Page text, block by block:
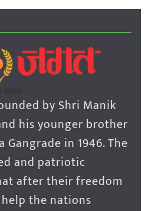
by Shri Manik
his younger brother
Gangrade in 1946. The
and patriotic
after their freedom
the nations